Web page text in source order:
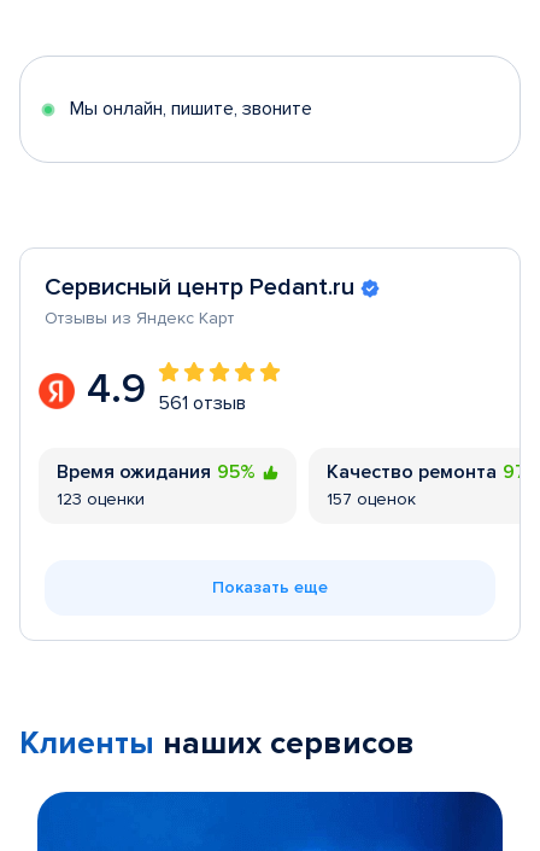
5
Мы онлайн, пишите, звоните
Сервисный центр Pedant.ru
Отзывы из Яндекс Карт
4.9 561 отзыв
Время ожидания 95%
123 оценки
Качество ремонта
157 оценок
Показать еще
Клиенты наших сервисов